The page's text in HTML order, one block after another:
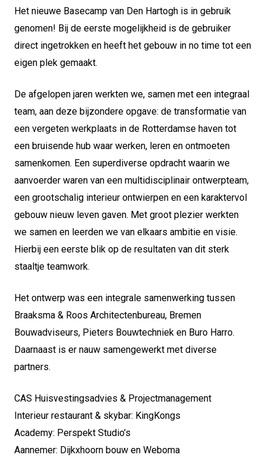
Het nieuwe Basecamp van Den Hartogh is in gebruik
genomen! Bij de eerste mogelijkheid is de gebruiker
direct ingetrokken en heeft het gebouw in no time tot een
eigen plek gemaakt.
De afgelopen jaren werkten we, samen met een integraal
team, aan deze bijzondere opgave: de transformatie van
een vergeten werkplaats in de Rotterdamse haven tot
een bruisende hub waar werken, leren en ontmoeten
samenkomen. Een superdiverse opdracht waarin we
aanvoerder waren van een multidisciplinair ontwerpteam,
een grootschalig interieur ontwierpen en een karaktervol
gebouw nieuw leven gaven. Met groot plezier werkten
we samen en leerden we van elkaars ambitie en visie.
Hierbij een eerste blik op de resultaten van dit sterk
staaltje teamwork.
Het ontwerp was een integrale samenwerking tussen
Braaksma & Roos Architectenbureau, Bremen
Bouwadviseurs, Pieters Bouwtechniek en Buro Harro.
Daarnaast is er nauw samengewerkt met diverse
partners.
CAS Huisvestingsadvies & Projectmanagement
Interieur restaurant & skybar: KingKongs
Academy: Perspekt Studio’s
Aannemer: Dijkxhoorn bouw en Weboma